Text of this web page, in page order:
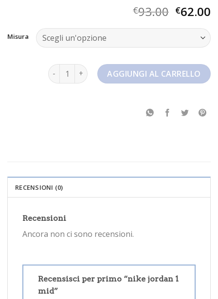
€93.00 €62.00
Misura
nike jordan 1 mid quantitàAGGIUNGI AL CARRELLO
RECENSIONI (0)
Recensioni
Ancora non ci sono recensioni.
Recensisci per primo “nike jordan 1
mid”